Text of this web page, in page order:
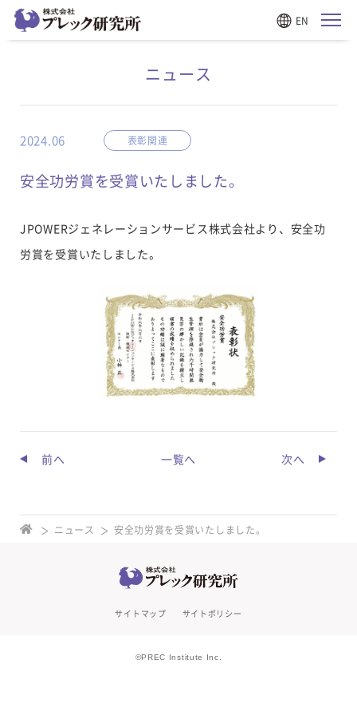
EN
ニュース
2024.06 表彰関連
安全功労賞を受賞いたしました。
JPOWERジェネレーションサービス株式会社より、安全功
労賞を受賞いたしました。
前へ 一覧へ 次へ
ニュース 安全功労賞を受賞いたしました。
サイトマップ サイトポリシー
©PREC Institute Inc.